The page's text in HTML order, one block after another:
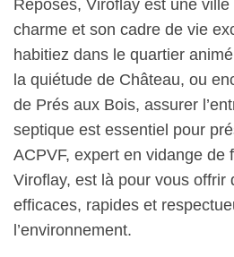
Reposes, Viroflay est une
charme et son cadre de vie
habitiez dans le quartier
la quiétude de Château, ou
de Prés aux Bois, assurer
septique est essentiel pour
ACPVF, expert en vidange de
Viroflay, est là pour vous offrir
efficaces, rapides et
l’environnement.